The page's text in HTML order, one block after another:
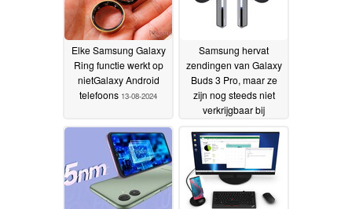
Elke Samsung Galaxy
Ring functie werkt op
nietGalaxy Android
telefoons 13-08-2024
Samsung hervat
zendingen van Galaxy
Buds 3 Pro, maar ze
zijn nog steeds niet
verkrijgbaar bij
2024